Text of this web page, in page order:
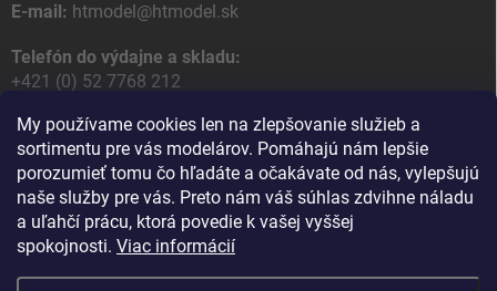
My používame cookies len na zlepšovanie služieb a
sortimentu pre vás modelárov. Pomáhajú nám lepšie
porozumieť tomu čo hľadáte a očakávate od nás, vylepšujú
naše služby pre vás. Preto nám váš súhlas zdvihne náladu
a uľahčí prácu, ktorá povedie k vašej vyššej
spokojnosti. Viac informácií
E-mail: htmodel@htmodel.sk
Telefón do výdajne a skladu:
+421 (0) 52 7768 212
Poštová / Odberná adresa:
HT model
Na letisko 49
058 01 Poprad
Slovenská Republika